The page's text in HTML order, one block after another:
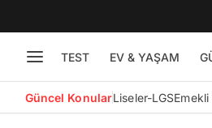
TEST EV & YAŞAM
Güncel KonularLiseler-LGSEmekli